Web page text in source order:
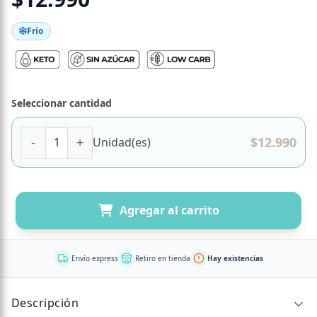
Frío
Seleccionar cantidad
Unidad(es) $12.990
Agregar al carrito
Envío express Retiro en tienda Hay existencias
Descripción